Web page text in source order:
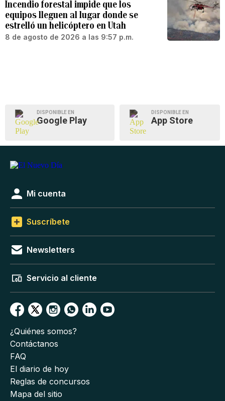
Incendio forestal impide que los
equipos lleguen al lugar donde se
estrelló un helicóptero en Utah
8 de agosto de 2026 a las 9:57 p.m.
DISPONIBLE EN
Google Play
DISPONIBLE EN
App Store
Mi cuenta
Suscríbete
Newsletters
Servicio al cliente
¿Quiénes somos?
Contáctanos
FAQ
El diario de hoy
Reglas de concursos
Mapa del sitio